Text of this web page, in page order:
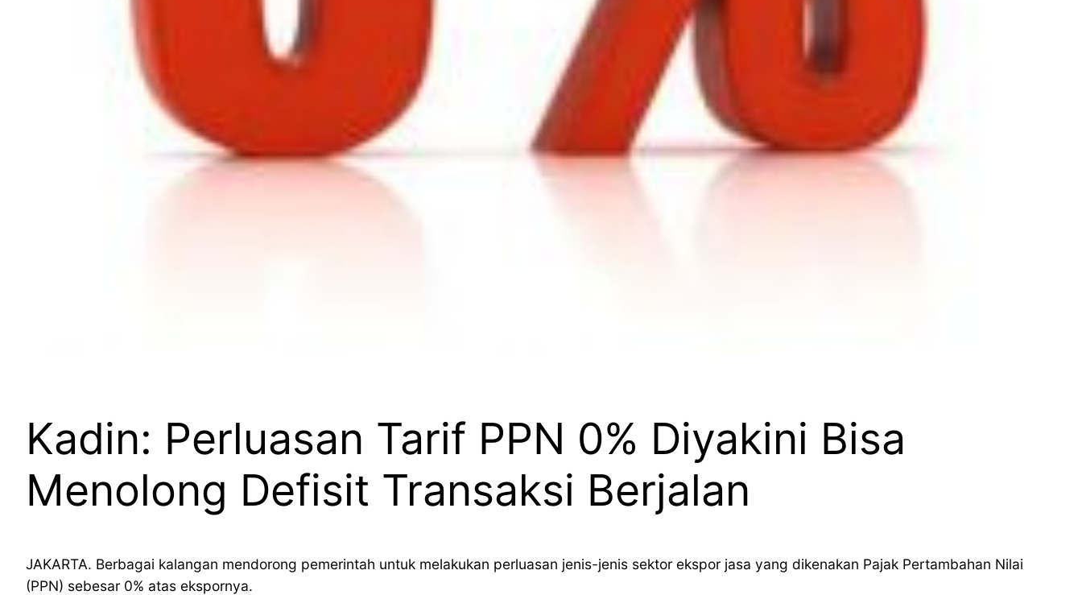
Kadin: Perluasan Tarif PPN 0% Diyakini Bisa
Menolong Defisit Transaksi Berjalan
JAKARTA. Berbagai kalangan mendorong pemerintah untuk melakukan perluasan jenis-jenis sektor ekspor jasa yang dikenakan Pajak Pertambahan Nilai
(PPN) sebesar 0% atas ekspornya.